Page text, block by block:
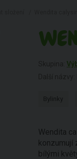
Bylinky
Wendita
konzumují
bílými